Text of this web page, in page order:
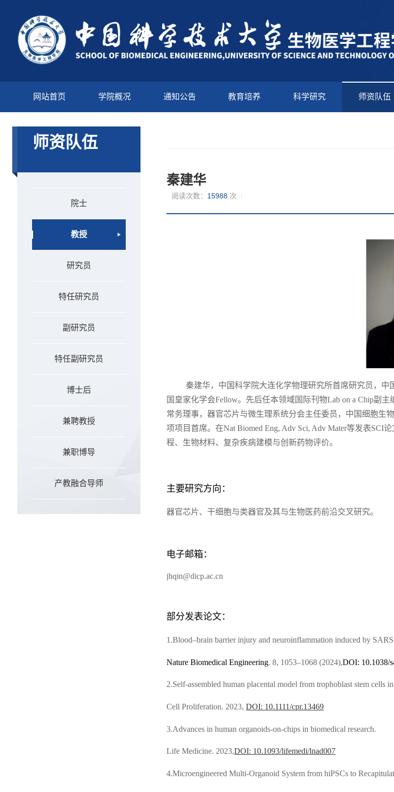
网站首页 学院概况 通知公告 教育培养 科学研究 师资队伍
师资队伍
院士
教授
研究员
特任研究员
副研究员
特任副研究员
博士后
兼聘教授
兼职博导
产教融合导师
秦建华
阅读次数： 15988 次
秦建华，中国科学院大连化学物理研究所首席研究员，
国皇家化学会Fellow。先后任本领域国际刊物Lab on a Chip副
常务理事，器官芯片与微生理系统分会主任委员，中国细胞生
项项目首席。在Nat Biomed Eng, Adv Sci, Adv Mater等发表
程、生物材料、复杂疾病建模与创新药物评价。
主要研究方向：
器官芯片、干细胞与类器官及其与生物医药前沿交叉研究。
电子邮箱：
jhqin@dicp.ac.cn
部分发表论文：
1.Blood–brain barrier injury and neuroinflammation induced by
Nature Biomedical Engineering. 8, 1053–1068 (2024),DOI: 10.1038/
2.Self-assembled human placental model from trophoblast stem cells
Cell Proliferation. 2023, DOI: 10.1111/cpr.13469
3.Advances in human organoids-on-chips in biomedical research.
Life Medicine. 2023,DOI: 10.1093/lifemedi/lnad007
4.Microengineered Multi-Organoid System from hiPSCs to